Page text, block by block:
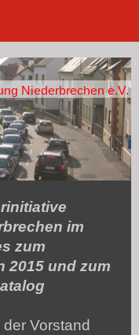
Niederbrechen e.V.
im
zum
2015 und zum
Vorstand